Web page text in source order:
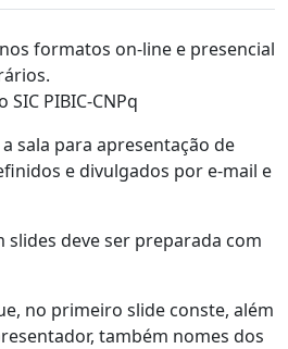
formatos on-line e presencial
PIBIC-CNPq
sala para apresentação de
e divulgados por e-mail e
slides deve ser preparada com
no primeiro slide conste, além
também nomes dos